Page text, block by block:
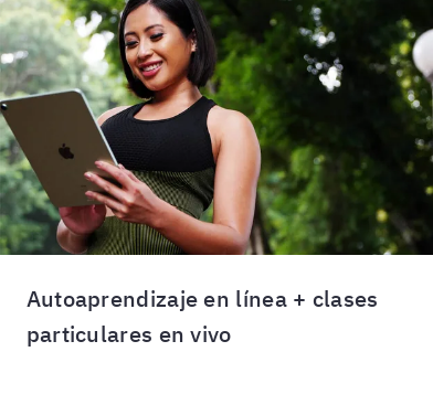
Autoaprendizaje en línea + clases
particulares en vivo